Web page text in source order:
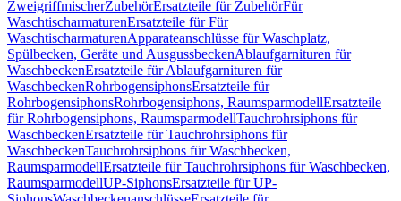
ZweigriffmischerZubehörErsatzteile für ZubehörFür
WaschtischarmaturenErsatzteile für Für
WaschtischarmaturenApparateanschlüsse für Waschplatz,
Spülbecken, Geräte und AusgussbeckenAblaufgarnituren für
WaschbeckenErsatzteile für Ablaufgarnituren für
WaschbeckenRohrbogensiphonsErsatzteile für
RohrbogensiphonsRohrbogensiphons, RaumsparmodellErsatzteile
für Rohrbogensiphons, RaumsparmodellTauchrohrsiphons für
WaschbeckenErsatzteile für Tauchrohrsiphons für
WaschbeckenTauchrohrsiphons für Waschbecken,
RaumsparmodellErsatzteile für Tauchrohrsiphons für Waschbecken,
RaumsparmodellUP-SiphonsErsatzteile für UP-